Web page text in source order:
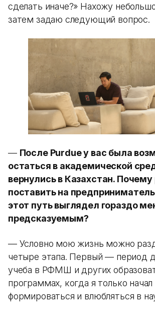
сделать иначе?» Нахожу
затем задаю следующий вопрос.
— После Purdue у вас была
остаться в академической
вернулись в Казахстан.
поставить на
этот путь выглядел гораздо
предсказуемым?
— Условно мою жизнь можно
четыре этапа. Первый — период
учеба в РФМШ и других
программах, когда я только начал
формироваться и влюбляться в